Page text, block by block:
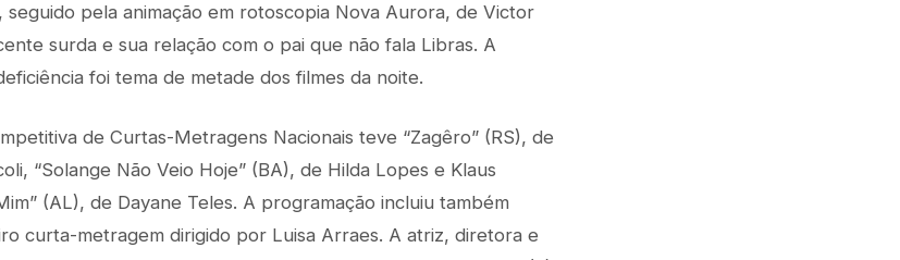
pela animação em rotoscopia Nova Aurora, de Victor
surda e sua relação com o pai que não fala Libras. A
foi tema de metade dos filmes da noite.
de Curtas-Metragens Nacionais teve “Zagêro” (RS), de
“Solange Não Veio Hoje” (BA), de Hilda Lopes e Klaus
(AL), de Dayane Teles. A programação incluiu também
curta-metragem dirigido por Luisa Arraes. A atriz, diretora e